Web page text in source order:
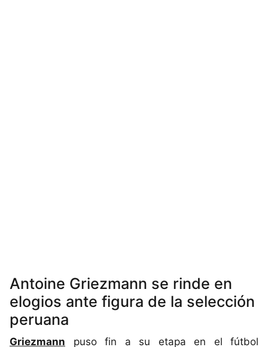
Antoine Griezmann se rinde en
elogios ante figura de la selección
peruana
Griezmann puso fin a su etapa en el fútbol